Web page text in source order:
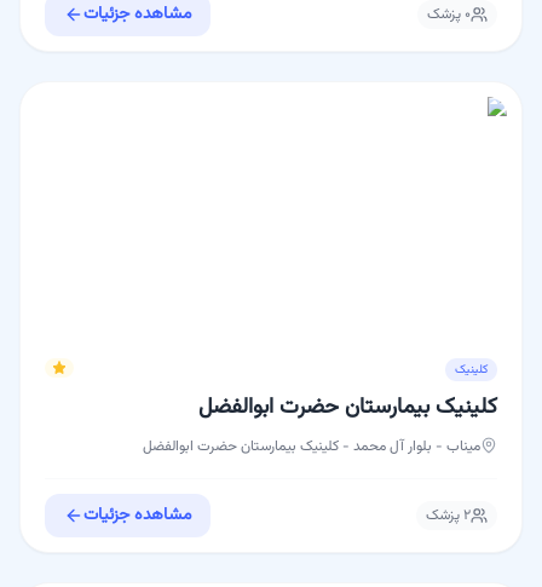
۰ پزشک مشاهده جزئیات
کلینیک
کلینیک بیمارستان حضرت ابوالفضل
میناب - بلوار آل محمد - کلینیک بیمارستان حضرت ابوالفضل
۲پزشک مشاهده جزئیات